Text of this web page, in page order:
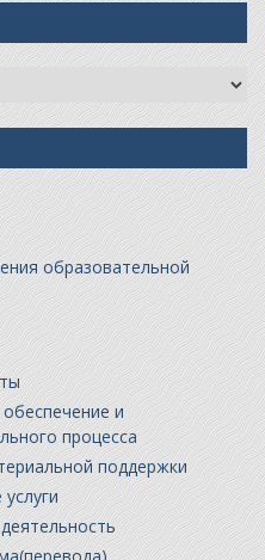
образовательной
и
процесса
поддержки